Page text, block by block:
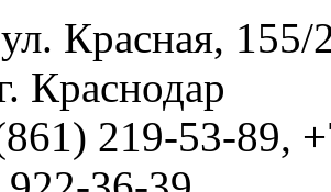
Красная,
Краснодар
219-53-89,